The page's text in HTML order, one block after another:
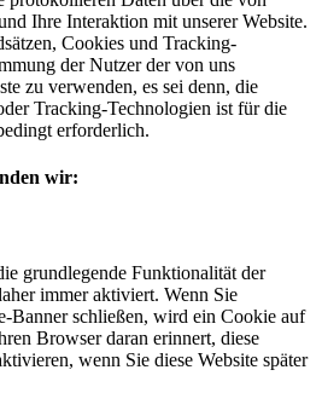
Ihre Interaktion mit unserer Website.
Cookies und Tracking-
der Nutzer der von uns
zu verwenden, es sei denn, die
Tracking-Technologien ist für die
erforderlich.
wir:
grundlegende Funktionalität der
immer aktiviert. Wenn Sie
Banner schließen, wird ein Cookie auf
Browser daran erinnert, diese
wenn Sie diese Website später